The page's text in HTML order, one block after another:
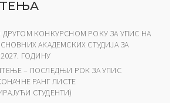
КОНКУРСНОМ РОКУ ЗА УПИС НА
АКАДЕМСКИХ СТУДИЈА ЗА
ГОДИНУ
– ПОСЛЕДЊИ РОК ЗА УПИС
РАНГ ЛИСТЕ
СТУДЕНТИ)